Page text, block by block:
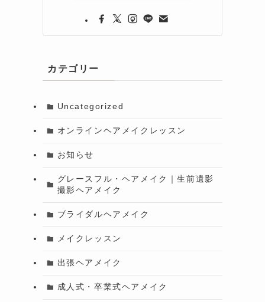
カテゴリー
Uncategorized
オンラインヘアメイクレッスン
お知らせ
グレースフル・ヘアメイク｜生前遺影
撮影ヘアメイク
ブライダルヘアメイク
メイクレッスン
出張ヘアメイク
成人式・卒業式ヘアメイク